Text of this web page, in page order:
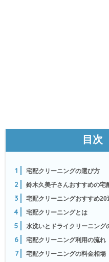
目次
1 宅配クリーニングの選び方
2 鈴木久美子さんおすすめの宅
3 宅配クリーニングおすすめ20
4 宅配クリーニングとは
5 水洗いとドライクリーニング
6 宅配クリーニング利用の流れ
7 宅配クリーニングの料金相場